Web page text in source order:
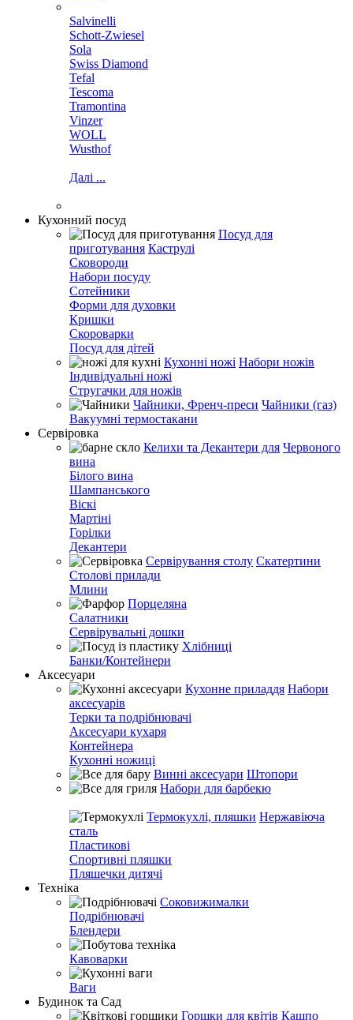
Salvinelli
Schott-Zwiesel
Sola
Swiss Diamond
Tefal
Tescoma
Tramontina
Vinzer
WOLL
Wusthof
Далі ...
Кухонний посуд
Посуд для
приготування Каструлі
Сковороди
Набори посуду
Сотейники
Форми для духовки
Кришки
Скороварки
Посуд для дітей
Кухонні ножі Набори ножів
Індивідуальні ножі
Стругачки для ножів
Чайники, Френч-преси Чайники (газ)
Вакуумні термостакани
Сервіровка
Келихи та Декантери для Червоного
вина
Білого вина
Шампанського
Віскі
Мартіні
Горілки
Декантери
Сервірування столу Скатертини
Столові прилади
Млини
Порцеляна
Салатники
Сервірувальні дошки
Хлібниці
Банки/Контейнери
Аксесуари
Кухонне приладдя Набори
аксесуарів
Терки та подрібнювачі
Аксесуари кухаря
Контейнера
Кухонні ножиці
Винні аксесуари Штопори
Набори для барбекю
Термокухлі, пляшки Нержавіюча
сталь
Пластикові
Спортивні пляшки
Пляшечки дитячі
Техніка
Соковижималки
Подрібнювачі
Блендери
Кавоварки
Ваги
Будинок та Сад
Горшки для квітів Кашпо